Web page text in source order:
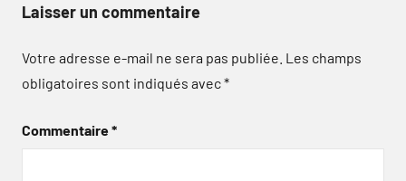
Laisser un commentaire
Votre adresse e-mail ne sera pas publiée. Les champs
obligatoires sont indiqués avec*
Commentaire*